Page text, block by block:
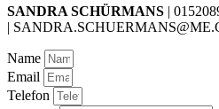
SANDRA SCHÜRMANS |
|
Name
Email
Telefon